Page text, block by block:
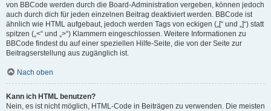
von BBCode werden durch die Board-Administration vergeben, können jedoch
auch durch dich für jeden einzelnen Beitrag deaktiviert werden. BBCode ist
ähnlich wie HTML aufgebaut, jedoch werden Tags von eckigen („[“ und „]“) statt
spitzen („<“ und „>“) Klammern eingeschlossen. Weitere Informationen zu
BBCode findest du auf einer speziellen Hilfe-Seite, die von der Seite zur
Beitragserstellung aus zugänglich ist.
Nach oben
Kann ich HTML benutzen?
Nein, es ist nicht möglich, HTML-Code in Beiträgen zu verwenden. Die meisten